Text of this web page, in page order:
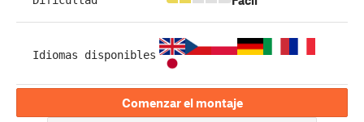
Idiomas disponibles
Comenzar el montaje